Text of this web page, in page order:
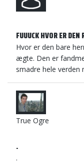
FUUUCK HVOR ER
Hvor er den bare
ægte. Den er
smadre hele verden
True Ogre
.
.